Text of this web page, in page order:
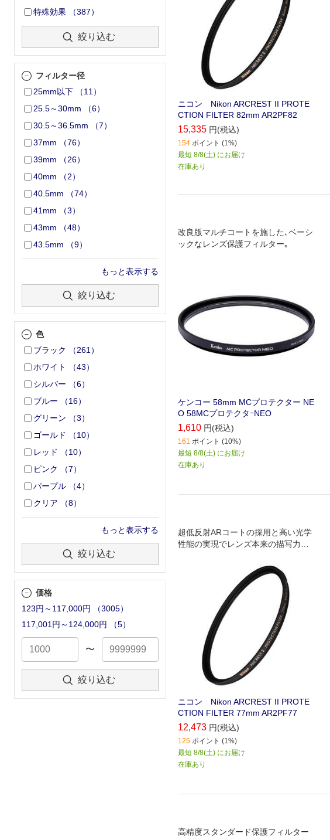
特殊効果
（387）
絞り込む
フィルター径
25mm以下
（11 ）
25.5～30mm
（6）
30.5～36.5mm
（7）
37mm
（76）
39mm
（26）
40mm
（2）
40.5mm
（74）
41mm
（3）
43mm
（48）
43.5mm
（9）
もっと表示する
絞り込む
色
ブラック
（261 ）
ホワイト
（43）
シルバー
（6）
ブルー
（16）
グリーン
（3）
ゴールド
（10）
レッド
（10）
ピンク
（7）
パープル
（4）
クリア
（8）
もっと表示する
絞り込む
価格
123円～117,000円
（3005）
117,001円～124,000円
（5）
〜
絞り込む
ニコン Nikon ARCREST II PROTE
CTION FILTER 82mm AR2PF82
15,335 円(税込)
154 ポイント (1%)
最短 8/8(土) にお届け
在庫あり
改良版マルチコートを施した､ベーシ
ックなレンズ保護フィルター｡
ケンコー 58mm MCプロテクター NE
O 58MCプロテクタｰNEO
1,610 円(税込)
161 ポイント (10%)
最短 8/8(土) にお届け
在庫あり
超低反射ARコートの採用と高い光学
性能の実現でレンズ本来の描写力に
ニコン Nikon ARCREST II PROTE
CTION FILTER 77mm AR2PF77
12,473 円(税込)
125 ポイント (1%)
最短 8/8(土) にお届け
在庫あり
高精度スタンダード保護フィルター